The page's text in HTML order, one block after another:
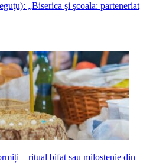
„Biserica şi şcoala: parteneriat
‒ ritual bifat sau milostenie din